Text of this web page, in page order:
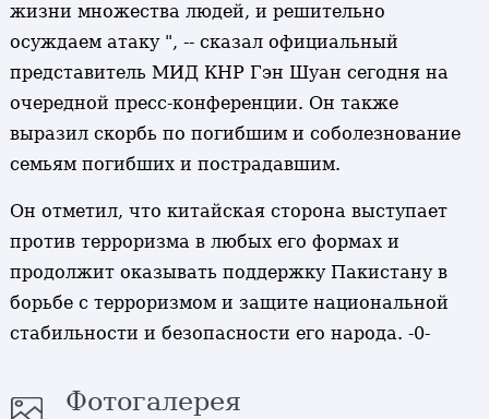
жизни множества людей, и решительно
осуждаем атаку ", -- сказал официальный
представитель МИД КНР Гэн Шуан сегодня на
очередной пресс-конференции. Он также
выразил скорбь по погибшим и соболезнование
семьям погибших и пострадавшим.
Он отметил, что китайская сторона выступает
против терроризма в любых его формах и
продолжит оказывать поддержку Пакистану в
борьбе с терроризмом и защите национальной
стабильности и безопасности его народа. -0-
Фотогалерея